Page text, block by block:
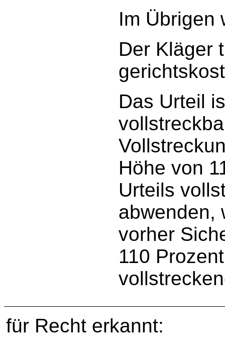
Im Übrigen
Der Kläger
Das Urteil
Höhe von
Urteils
abwenden,
vorher
110
für Recht erkannt: